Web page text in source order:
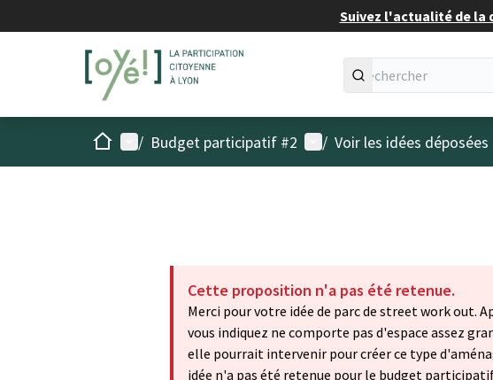
Suivez l'actualité de la
AccueilMenu principal
/ Budget participatif #2 Menu utilisateur
/ Voir les idées déposées
Cette proposition n'a pas été retenue.
Merci pour votre idée de parc de street work out.
vous indiquez ne comporte pas d'espace assez
elle pourrait intervenir pour créer ce type
idée n'a pas été retenue pour le budget